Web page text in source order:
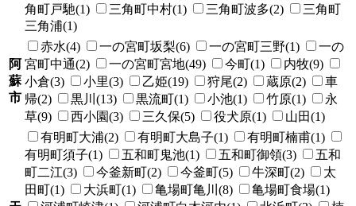
角町戸馳(1)
三角町中村(1) 三角町波多(2)
三角町
三角浦(1)
阿
蘇
市
赤水(4) 一の宮町坂梨(6) 一の宮町三野(1)
一の
宮町中通(2)
一の宮町宮地(49) 今町(1)
内牧(9)
小倉(3)
小里(3) 乙姫(19) 狩尾(2) 蔵原(2)
車
帰(2)
黒川(13) 黒流町(1) 小池(1) 竹原(1)
永
草(9)
西小園(3) 三久保(5) 役犬原(1) 山田(1)
有明町大浦(2) 有明町大島子(1)
有明町楠甫(1)
有明町須子(1)
五和町鬼池(1) 五和町御領(3)
五和
町二江(3)
今釜新町(2) 今釜町(5) 牛深町(2)
太
田町(1)
大浜町(1) 亀場町亀川(8)
亀場町食場(1)